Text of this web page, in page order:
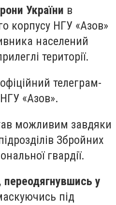
України в
корпусу НГУ «Азов»
населений
території.
телеграм-
«Азов».
можливим завдяки
Збройних
гвардії.
переодягнувшись у
під